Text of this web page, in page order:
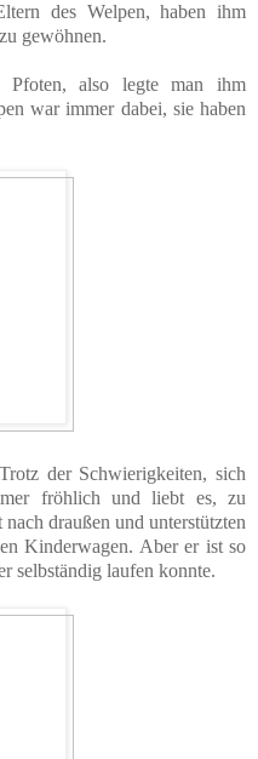
des Welpen, haben ihm
gewöhnen.
Pfoten, also legte man ihm
war immer dabei, sie haben
der Schwierigkeiten, sich
fröhlich und liebt es, zu
draußen und unterstützten
Kinderwagen. Aber er ist so
selbständig laufen konnte.